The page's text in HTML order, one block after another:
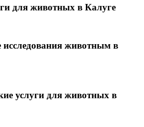
для животных в Калуге
исследования животным в
услуги для животных в